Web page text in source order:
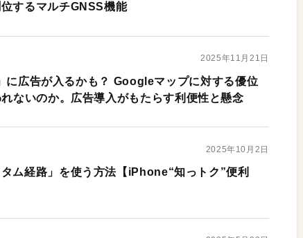
するマルチGNSS機能
2025年11月21日
広告が入るかも？ Googleマップに対する優位
ないのか。広告導入がもたらす利便性と懸念
2025年10月2日
タム経路」を使う方法【iPhone“知っトク”便利